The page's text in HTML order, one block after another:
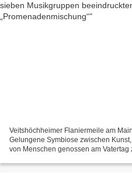
Veitshöchheimer Flaniermeile am
Gelungene Symbiose zwischen
von Menschen genossen am